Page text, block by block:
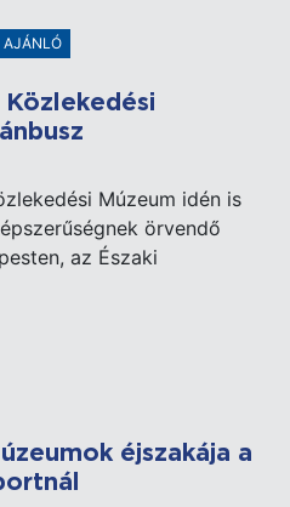
AJÁNLÓ
Közlekedési
Múzeum idén is
örvendő
az Északi
éjszakája a